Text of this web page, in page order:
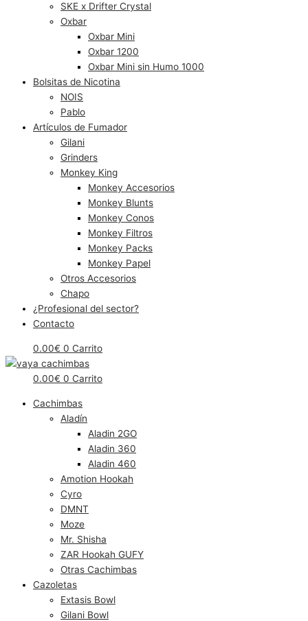
SKE x Drifter Crystal
Oxbar
Oxbar Mini
Oxbar 1200
Oxbar Mini sin Humo 1000
Bolsitas de Nicotina
NOIS
Pablo
Artículos de Fumador
Gilani
Grinders
Monkey King
Monkey Accesorios
Monkey Blunts
Monkey Conos
Monkey Filtros
Monkey Packs
Monkey Papel
Otros Accesorios
Chapo
¿Profesional del sector?
Contacto
0.00€ 0 Carrito
0.00€ 0 Carrito
Cachimbas
Aladín
Aladin 2GO
Aladin 360
Aladin 460
Amotion Hookah
Cyro
DMNT
Moze
Mr. Shisha
ZAR Hookah GUFY
Otras Cachimbas
Cazoletas
Extasis Bowl
Gilani Bowl